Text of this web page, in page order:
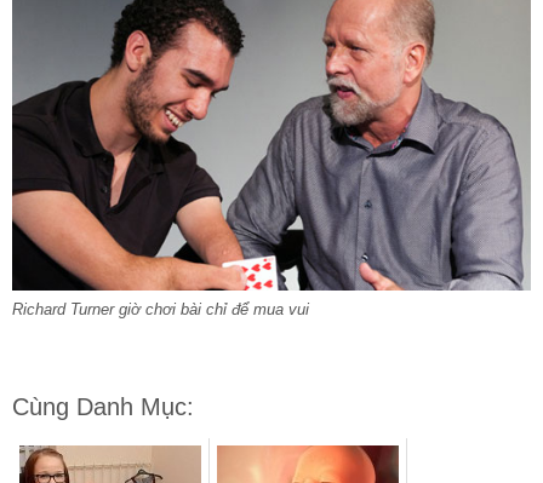
Richard Turner giờ chơi bài chỉ để mua vui
Cùng Danh Mục: